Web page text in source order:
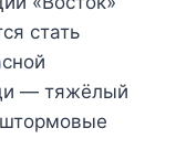
стать
— тяжёлый